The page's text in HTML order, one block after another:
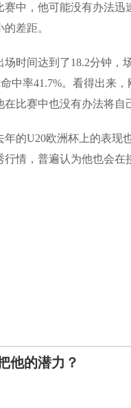
中，他可能没有办法迅
差距。
时间达到了18.2分钟，
中率41.7%。看得出来
比赛中也没有办法将自
的U20欧洲杯上的表现
情，普遍认为他也会
他的潜力？